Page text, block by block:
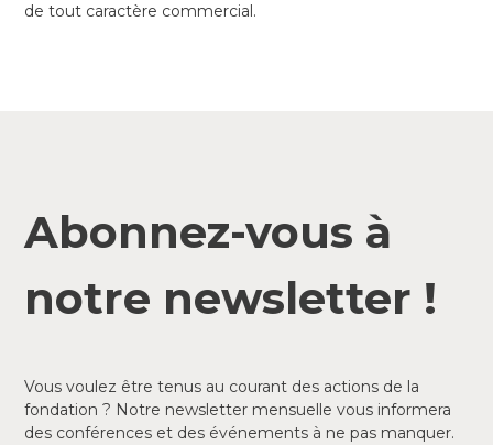
de tout caractère commercial.
Abonnez-vous à
notre newsletter !
Vous voulez être tenus au courant des actions de la
fondation ? Notre newsletter mensuelle vous informera
des conférences et des événements à ne pas manquer.